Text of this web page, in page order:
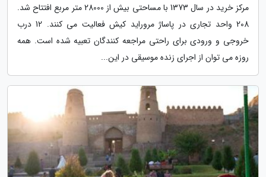
مرکز خرید در سال 1373 با مساحتی بیش از 28000 متر مربع افتتاح شد.
208 واحد تجاری در پاساژ مروراید کیش فعالیت می کنند. 12 درب
خروجی و ورودی برای راحتی مراجعه کنندگان تعبیه شده است. همه
روزه می توان از اجرای زنده موسیقی در این...